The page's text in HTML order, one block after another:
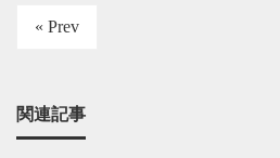
« Prev
関連記事